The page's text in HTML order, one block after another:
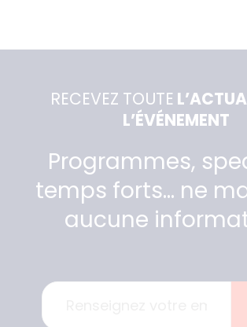
RECEVEZ TOUTE
L’ÉVÉNEMENT
Programmes,
temps forts… ne
aucune